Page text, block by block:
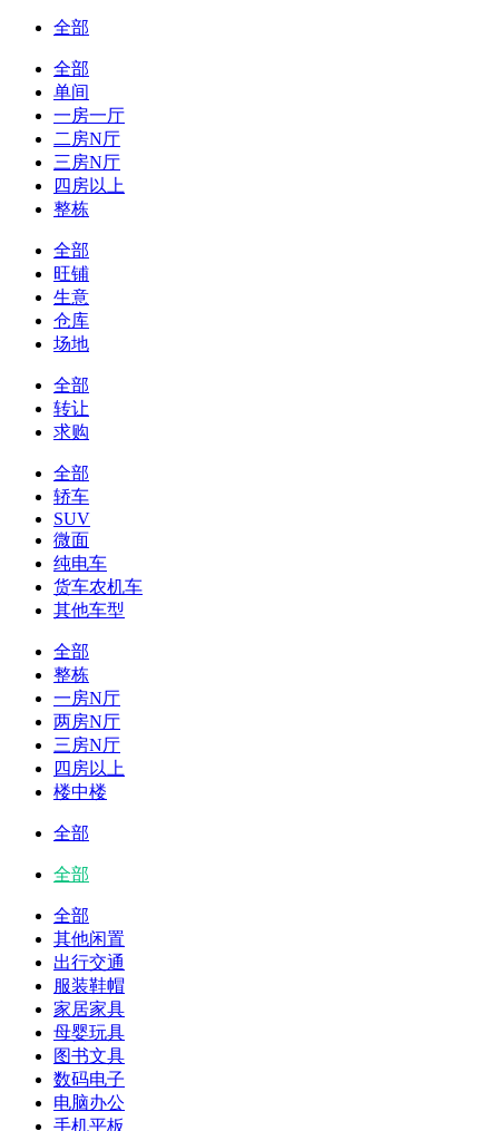
全部
全部
单间
一房一厅
二房N厅
三房N厅
四房以上
整栋
全部
旺铺
生意
仓库
场地
全部
转让
求购
全部
轿车
SUV
微面
纯电车
货车农机车
其他车型
全部
整栋
一房N厅
两房N厅
三房N厅
四房以上
楼中楼
全部
全部
全部
其他闲置
出行交通
服装鞋帽
家居家具
母婴玩具
图书文具
数码电子
电脑办公
手机平板